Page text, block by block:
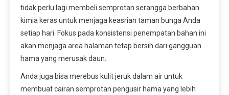
tidak perlu lagi membeli semprotan serangga berbahan
kimia keras untuk menjaga keasrian taman bunga Anda
setiap hari. Fokus pada konsistensi penempatan bahan ini
akan menjaga area halaman tetap bersih dari gangguan
hama yang merusak daun.
Anda juga bisa merebus kulit jeruk dalam air untuk
membuat cairan semprotan pengusir hama yang lebih